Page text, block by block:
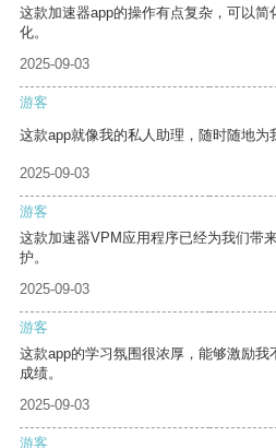
这款加速器app的操作有点复杂，可以
化。
2025-09-03
游客
这款app就像我的私人助理，随时随地为
2025-09-03
游客
这款加速器VPM应用程序已经为我们带
护。
2025-09-03
游客
这款app的学习氛围很浓厚，能够激励
成绩。
2025-09-03
游客